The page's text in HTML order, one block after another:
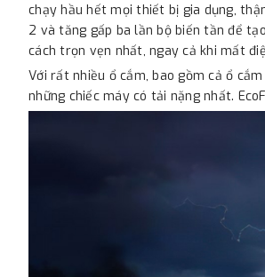
chạy hầu hết mọi thiết bị gia dụng,
2 và tăng gấp ba lần bộ biến tần để
cách trọn vẹn nhất, ngay cả khi mất
Với rất nhiều ổ cắm, bao gồm cả ổ
những chiếc máy có tải nặng nhất.